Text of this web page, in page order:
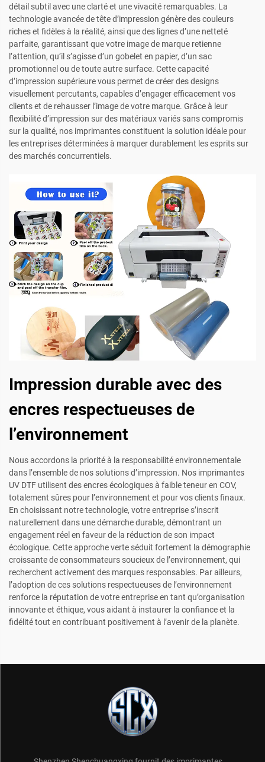
détail subtil avec une clarté et une vivacité remarquables. La
technologie avancée de tête d’impression génère des couleurs
riches et fidèles à la réalité, ainsi que des lignes d’une netteté
parfaite, garantissant que votre image de marque retienne
l’attention, qu’il s’agisse d’un gobelet en papier, d’un sac
promotionnel ou de toute autre surface. Cette capacité
d’impression supérieure vous permet de créer des designs
visuellement percutants, capables d’engager efficacement vos
clients et de rehausser l’image de votre marque. Grâce à leur
flexibilité d’impression sur des matériaux variés sans compromis
sur la qualité, nos imprimantes constituent la solution idéale pour
les entreprises déterminées à marquer durablement les esprits sur
des marchés concurrentiels.
Impression durable avec des
encres respectueuses de
l’environnement
Nous accordons la priorité à la responsabilité environnementale
dans l’ensemble de nos solutions d’impression. Nos imprimantes
UV DTF utilisent des encres écologiques à faible teneur en COV,
totalement sûres pour l’environnement et pour vos clients finaux.
En choisissant notre technologie, votre entreprise s’inscrit
naturellement dans une démarche durable, démontrant un
engagement réel en faveur de la réduction de son impact
écologique. Cette approche verte séduit fortement la démographie
croissante de consommateurs soucieux de l’environnement, qui
recherchent activement des marques responsables. Par ailleurs,
l’adoption de ces solutions respectueuses de l’environnement
renforce la réputation de votre entreprise en tant qu’organisation
innovante et éthique, vous aidant à instaurer la confiance et la
fidélité tout en contribuant positivement à l’avenir de la planète.